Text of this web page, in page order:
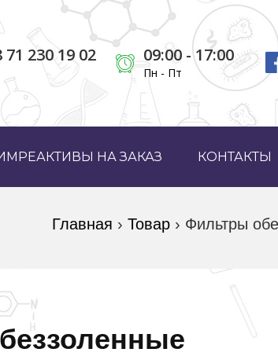
71 230 19 02 09:00 - 17:00
Пн - Пт
НА ЗАКАЗ КОНТАКТЫ
Главная › Товар › Фильтры